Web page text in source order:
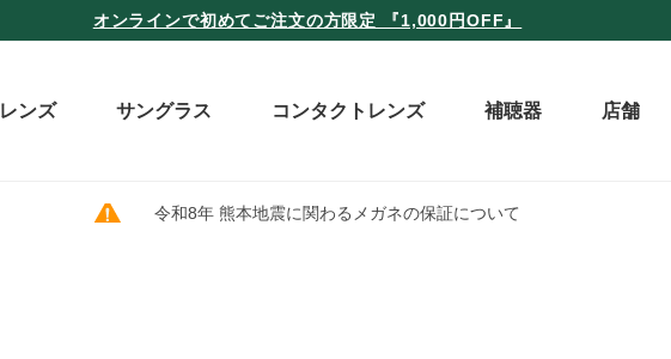
オンラインで初めてご注文の方限定 『1,000円OFF』
レンズ サングラス コンタクトレンズ 補聴器 店舗
令和8年 熊本地震に関わるメガネの保証について